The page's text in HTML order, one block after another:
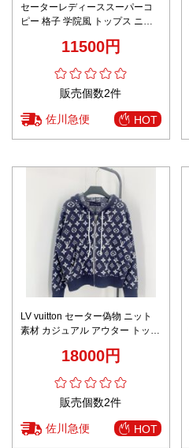
セーターレディーススーパーコ
ピー 格子 学院風 トップス ニッ
A989B340C ブラック
11500円
販売個数2件
佐川急便 HOT
LV vuitton セーター偽物 ニット
素材 カジュアル アウター トップ
18000円
販売個数2件
佐川急便 HOT